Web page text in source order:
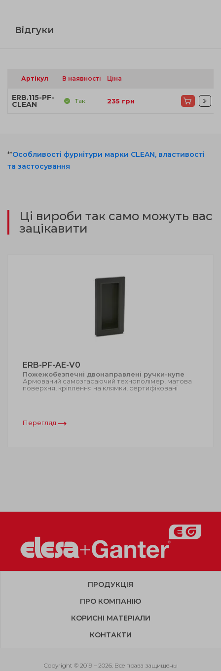
Відгуки
Артікул В наявності Ціна
ERB.115-PF-
CLEAN Так 235 грн
**Особливості фурнітури марки CLEAN, властивості
та застосування
Ці вироби так само можуть вас
зацікавити
ERB-PF-AE-V0
Пожежобезпечні двонаправлені ручки-купе
Армований самозгасаючий технополімер, матова
поверхня, кріплення на клямки, сертифіковані
Перегляд
ПРОДУКЦІЯ
ПРО КОМПАНІЮ
КОРИСНІ МАТЕРІАЛИ
КОНТАКТИ
Copyright © 2019 – 2026. Все права защищены